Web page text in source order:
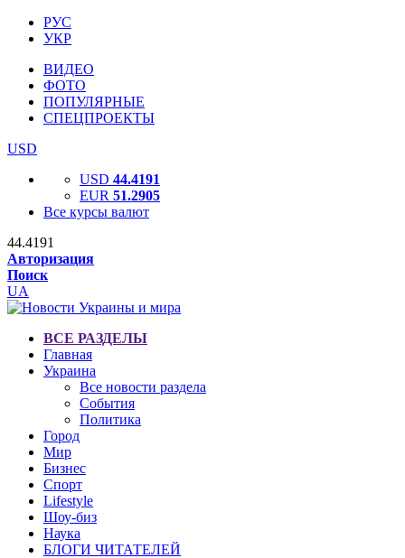
РУС
УКР
ВИДЕО
ФОТО
ПОПУЛЯРНЫЕ
СПЕЦПРОЕКТЫ
USD
USD 44.4191
EUR 51.2905
Все курсы валют
44.4191
Авторизация
Поиск
UA
ВСЕ РАЗДЕЛЫ
Главная
Украина
Все новости раздела
События
Политика
Город
Мир
Бизнес
Спорт
Lifestyle
Шоу-биз
Наука
БЛОГИ ЧИТАТЕЛЕЙ